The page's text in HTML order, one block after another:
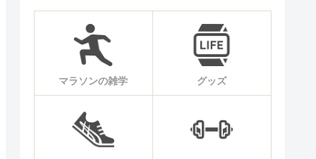
マラソンの雑学 グッズ